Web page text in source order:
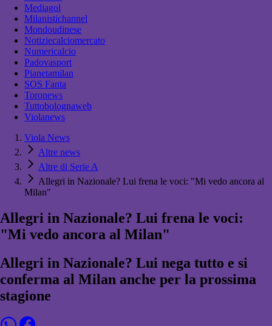
Mediagol
Milanistichannel
Mondoudinese
Notiziecalciomercato
Numericalcio
Padovasport
Pianetamilan
SOS Fanta
Toronews
Tuttobolognaweb
Violanews
Viola News
Altre news
Altre di Serie A
Allegri in Nazionale? Lui frena le voci: "Mi vedo ancora al
Milan"
Allegri in Nazionale? Lui frena le voci:
"Mi vedo ancora al Milan"
Allegri in Nazionale? Lui nega tutto e si
conferma al Milan anche per la prossima
stagione